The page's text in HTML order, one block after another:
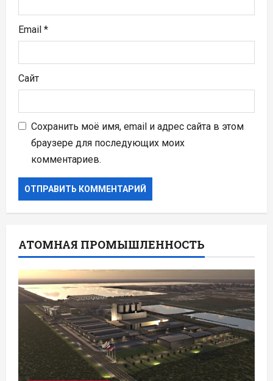
Email *
Сайт
Сохранить моё имя, email и адрес сайта в этом
браузере для последующих моих
комментариев.
АТОМНАЯ ПРОМЫШЛЕННОСТЬ